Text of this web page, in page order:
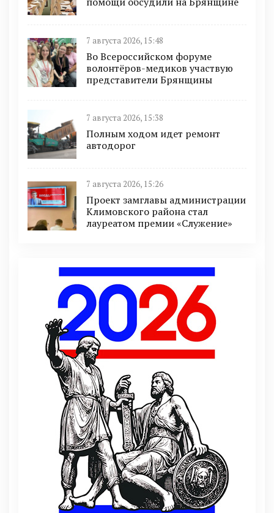
7 августа 2026, 15:48
Во Всероссийском форуме
волонтёров-медиков участвую
представители Брянщины
7 августа 2026, 15:38
Полным ходом идет ремонт
автодорог
7 августа 2026, 15:26
Проект замглавы администрации
Климовского района стал
лауреатом премии «Служение»